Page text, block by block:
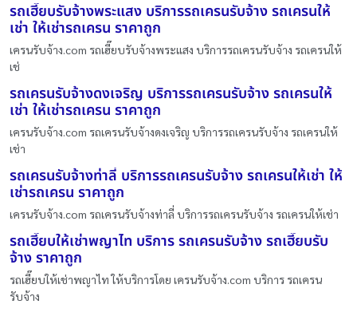
รถเฮี๊ยบรับจ้างพระแสง บริการรถเครนรับจ้าง รถเครนให้
เช่า ให้เช่ารถเครน ราคาถูก
เครนรับจ้าง.com รถเฮี๊ยบรับจ้างพระแสง บริการรถเครนรับจ้าง รถเครนให้
เช่
รถเครนรับจ้างดงเจริญ บริการรถเครนรับจ้าง รถเครนให้
เช่า ให้เช่ารถเครน ราคาถูก
เครนรับจ้าง.com รถเครนรับจ้างดงเจริญ บริการรถเครนรับจ้าง รถเครนให้
เช่า
รถเครนรับจ้างท่าลี่ บริการรถเครนรับจ้าง รถเครนให้เช่า ให้
เช่ารถเครน ราคาถูก
เครนรับจ้าง.com รถเครนรับจ้างท่าลี่ บริการรถเครนรับจ้าง รถเครนให้เช่า
รถเฮี๊ยบให้เช่าพญาไท บริการ รถเครนรับจ้าง รถเฮี๊ยบรับ
จ้าง ราคาถูก
รถเฮี๊ยบให้เช่าพญาไท ให้บริการโดย เครนรับจ้าง.com บริการ รถเครน
รับจ้าง